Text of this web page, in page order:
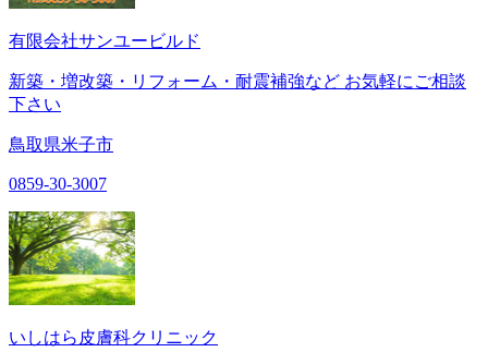
有限会社サンユービルド
新築・増改築・リフォーム・耐震補強など お気軽にご相談
下さい
鳥取県米子市
0859-30-3007
いしはら皮膚科クリニック